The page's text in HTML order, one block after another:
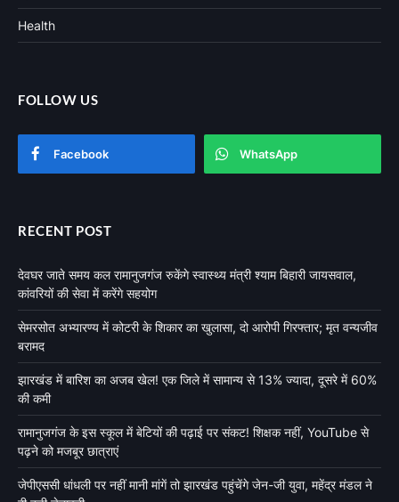
Health
FOLLOW US
Facebook WhatsApp
RECENT POST
देवघर जाते समय कल रामानुजगंज रुकेंगे स्वास्थ्य मंत्री श्याम बिहारी जायसवाल,
कांवरियों की सेवा में करेंगे सहयोग
सेमरसोत अभ्यारण्य में कोटरी के शिकार का खुलासा, दो आरोपी गिरफ्तार; मृत वन्यजीव
बरामद
झारखंड में बारिश का अजब खेल! एक जिले में सामान्य से 13% ज्यादा, दूसरे में 60%
की कमी
रामानुजगंज के इस स्कूल में बेटियों की पढ़ाई पर संकट! शिक्षक नहीं, YouTube से
पढ़ने को मजबूर छात्राएं
जेपीएससी धांधली पर नहीं मानी मांगें तो झारखंड पहुंचेंगे जेन-जी युवा, महेंद्र मंडल ने